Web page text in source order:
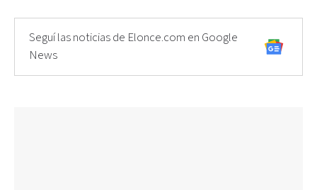
Seguí las noticias de Elonce.com en Google
News